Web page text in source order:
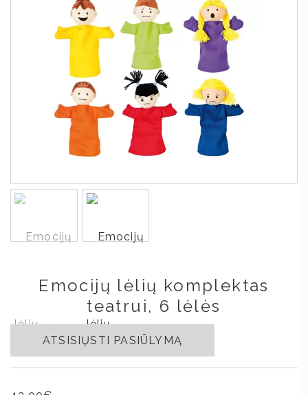
Emocijų lėlių komplektas
teatrui, 6 lėlės
ATSISIŲSTI PASIŪLYMĄ